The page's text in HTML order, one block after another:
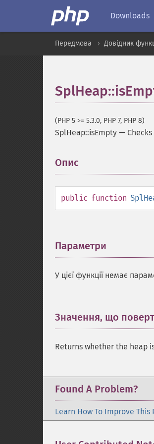
Downloads
Передмова Довідник
(PHP 5 >= 5.3.0, PHP 7, PHP 8)
SplHeap::isEmpty —
Опис
public function
Параметри
У цієї функції немає
Значення, що
Returns whether the heap
Found A Problem?
Learn How To Improve This